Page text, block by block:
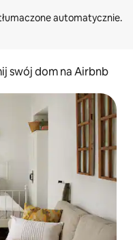
swój dom na Airbnb